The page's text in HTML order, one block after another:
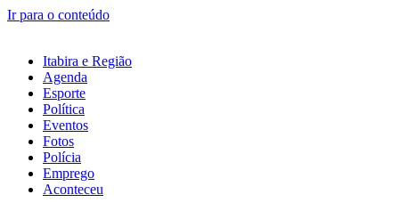
Ir para o conteúdo
Itabira e Região
Agenda
Esporte
Política
Eventos
Fotos
Polícia
Emprego
Aconteceu